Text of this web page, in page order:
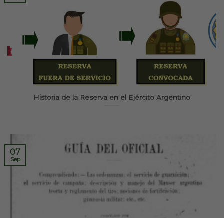
Historia de la Reserva en el Ejército Argentino
07
Sep